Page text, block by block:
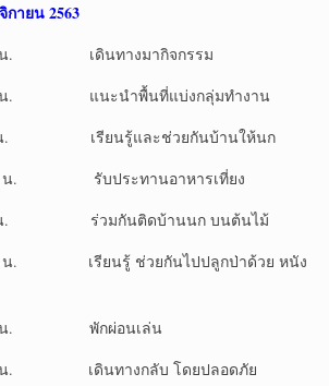
กายน 2563
น. เดินทางมากิจกรรม
น. แนะนำพื้นที่แบ่งกลุ่มทำงาน
น. เรียนรู้และช่วยกันบ้านให้นก
น. รับประทานอาหารเที่ยง
น. ร่วมกันติดบ้านนก บนต้นไม้
น. เรียนรู้ ช่วยกันไปปลูกป่าด้วย หนัง
น. พักผ่อนเล่น
น. เดินทางกลับ โดยปลอดภัย